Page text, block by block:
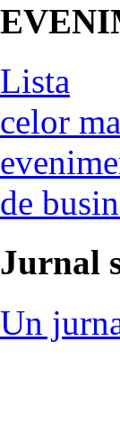
Lista
celor
de
Jurnal
Un